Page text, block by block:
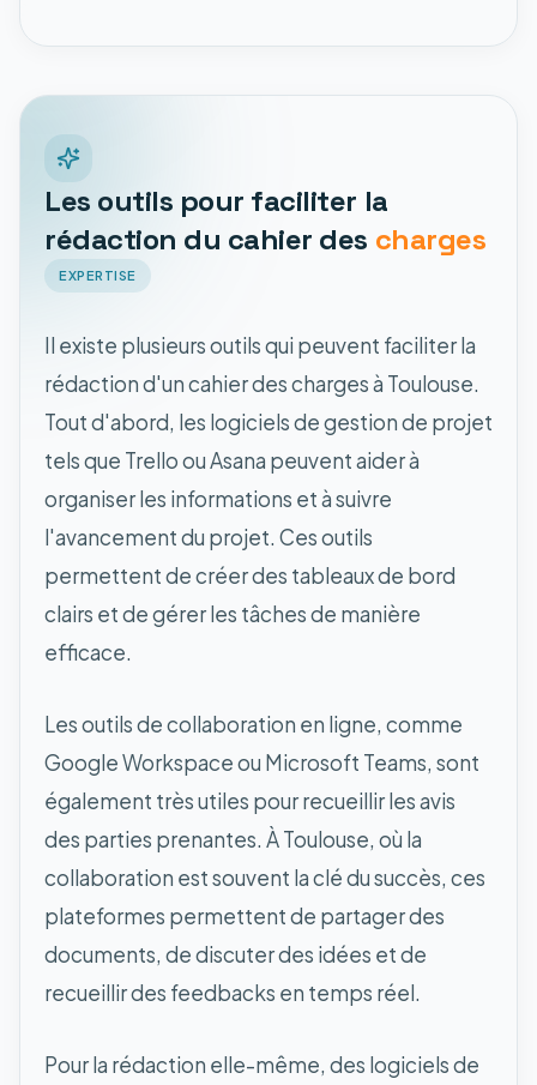
Les outils pour faciliter la
rédaction du cahier des charges
EXPERTISE
Il existe plusieurs outils qui peuvent faciliter la
rédaction d'un cahier des charges à Toulouse.
Tout d'abord, les logiciels de gestion de projet
tels que Trello ou Asana peuvent aider à
organiser les informations et à suivre
l'avancement du projet. Ces outils
permettent de créer des tableaux de bord
clairs et de gérer les tâches de manière
efficace.
Les outils de collaboration en ligne, comme
Google Workspace ou Microsoft Teams, sont
également très utiles pour recueillir les avis
des parties prenantes. À Toulouse, où la
collaboration est souvent la clé du succès, ces
plateformes permettent de partager des
documents, de discuter des idées et de
recueillir des feedbacks en temps réel.
Pour la rédaction elle-même, des logiciels de